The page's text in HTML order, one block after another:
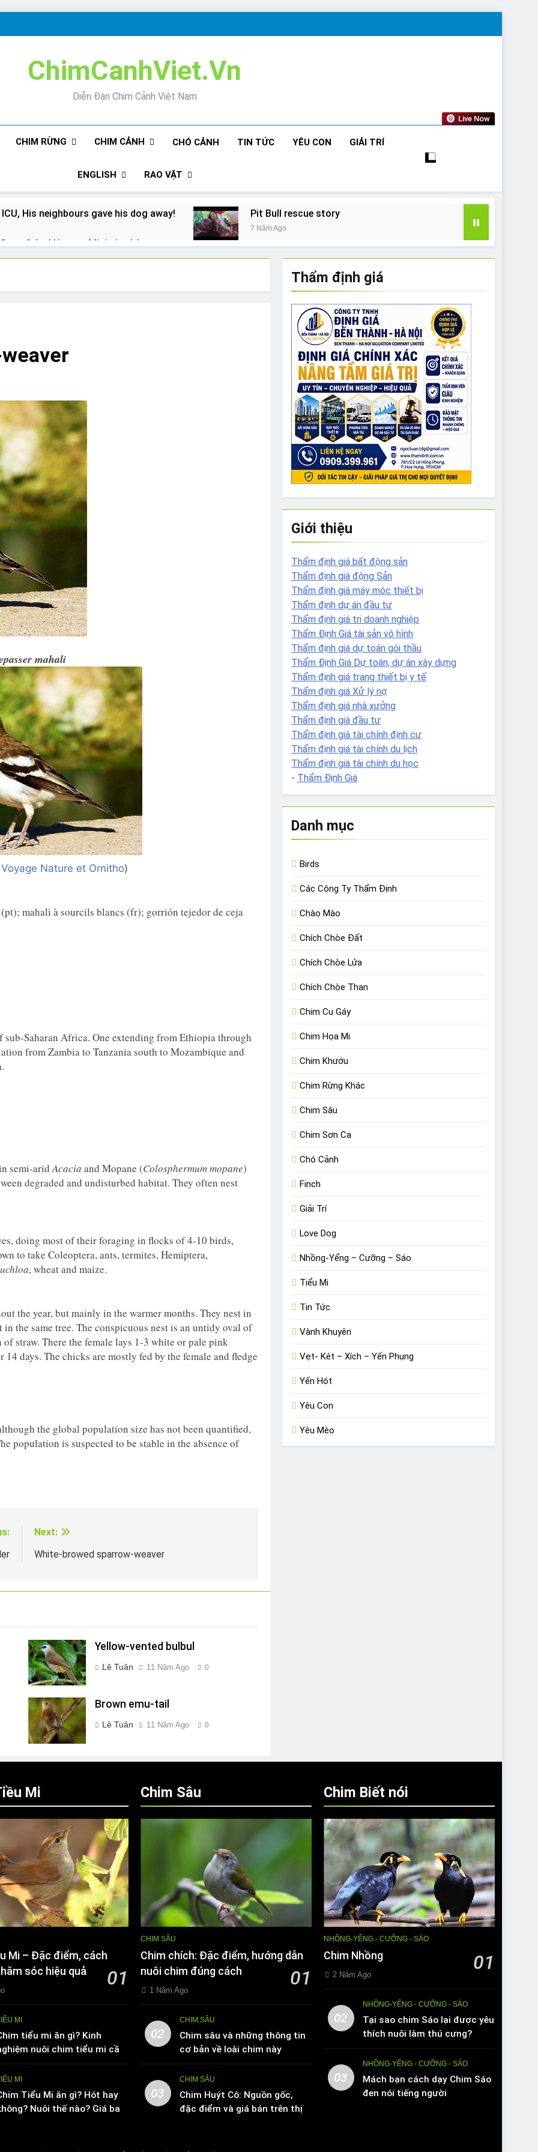
ChimCanhViet.Vn
Diễn Đàn Chim Cảnh Việt Nam
Live Now
CHIM RỪNG CHIM CẢNH CHÓ CẢNH TIN TỨC YÊU CON GIẢI TRÍ
ENGLISH RAO VẶT
His neighbours gave his dog away! Pit Bull rescue story
7 Năm Ago
And How to Minimize It!
The Ultimate Guide to What Bulldogs Can (and can’t) Eat
Can Bulldogs Run Long Distances?
And How to Train Them! How Often Do I Need to Groom My Bulldog
mahali
Nature et Ornitho)
mahali à sourcils blancs (fr); gorrión tejedor de ceja
sub-Saharan Africa. One extending from Ethiopia through
from Zambia to Tanzania south to Mozambique and
semi-arid Acacia and Mopane (Colosphermum mopane)
degraded and undisturbed habitat. They often nest
doing most of their foraging in flocks of 4-10 birds,
to take Coleoptera, ants, termites, Hemiptera,
, wheat and maize.
the year, but mainly in the warmer months. They nest in
the same tree. The conspicuous nest is an untidy oval of
straw. There the female lays 1-3 white or pale pink
days. The chicks are mostly fed by the female and fledge
the global population size has not been quantified,
population is suspected to be stable in the absence of
Next:
White-browed sparrow-weaver
Yellow-vented bulbul
Lê Tuân 11 Năm Ago 0
Brown emu-tail
Lê Tuân 11 Năm Ago 0
Thẩm định giá
Giới thiệu
Thẩm định giá bất động sản
Thẩm định giá động Sản
Thẩm định giá máy móc thiết bị
Thẩm định dự án đầu tư
Thẩm định giá tri doanh nghiệp
Thẩm Định Giá tài sản vô hình
Thẩm định giá dự toán gói thầu
Thẩm Định Giá Dự toán, dự án xây dựng
Thẩm định giá trang thiết bị y tế
Thẩm định giá Xử lý nợ
Thẩm định giá nhà xưởng
Thẩm định giá đầu tư
Thẩm định giá tài chính định cư
Thẩm định giá tài chính du lịch
Thẩm định giá tài chính du học
- Thẩm Định Giá
Danh mục
Birds
Các Công Ty Thẩm Định
Chào Mào
Chích Chòe Đất
Chích Chòe Lửa
Chích Chòe Than
Chim Cu Gáy
Chim Họa Mi
Chim Khướu
Chim Rừng Khác
Chim Sâu
Chim Sơn Ca
Chó Cảnh
Finch
Giải Trí
Love Dog
Nhồng-Yểng – Cưỡng – Sáo
Tiểu Mi
Tin Tức
Vành Khuyên
Vẹt- Két – Xích – Yến Phụng
Yến Hót
Yêu Con
Yêu Mèo
Mi
Mi – Đặc điểm, cách
sóc hiệu quả
01
MI
tiểu mi ăn gì? Kinh
nuôi chim tiểu mi cần
MI
Tiểu Mi ăn gì? Hót hay
Nuôi thế nào? Giá bao
Chim Sâu
CHIM SÂU
Chim chích: Đặc điểm, hướng dẫn
nuôi chim đúng cách
01
1 Năm Ago
02
CHIM SÂU
Chim sâu và những thông tin
cơ bản về loài chim này
03
CHIM SÂU
Chim Huýt Cô: Nguồn gốc,
đặc điểm và giá bán trên thị
Chim Biết nói
NHỒNG-YỂNG - CƯỠNG - SÁO
Chim Nhồng 01
2 Năm Ago
02
NHỒNG-YỂNG - CƯỠNG - SÁO
Tại sao chim Sáo lại được yêu
thích nuôi làm thú cưng?
03
NHỒNG-YỂNG - CƯỠNG - SÁO
Mách bạn cách dạy Chim Sáo
đen nói tiếng người